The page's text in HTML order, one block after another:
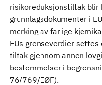
risikoreduksjonstiltak blir
grunnlagsdokumenter i
merking av farlige
EUs grenseverdier
tiltak gjennom annen
bestemmelser i
76/769/EØF).